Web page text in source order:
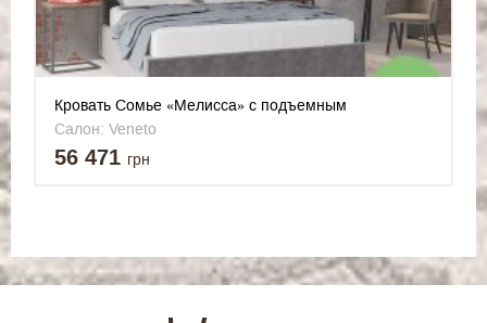
Кровать Сомье «Мелисса» c подъемным
механизмом
Салон: Veneto
56 471 грн